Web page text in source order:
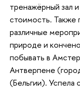
тренажёрный зал
стоимость. Также
различные
природе и
побывать в
Антверпене
(Бельгии). Успела